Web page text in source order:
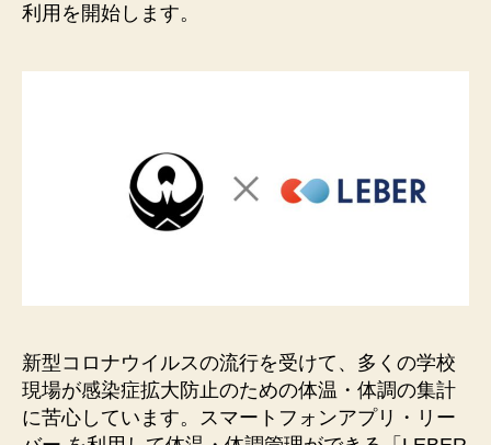
利用を開始します。
新型コロナウイルスの流行を受けて、多くの学校
現場が感染症拡大防止のための体温・体調の集計
に苦心しています。スマートフォンアプリ・リー